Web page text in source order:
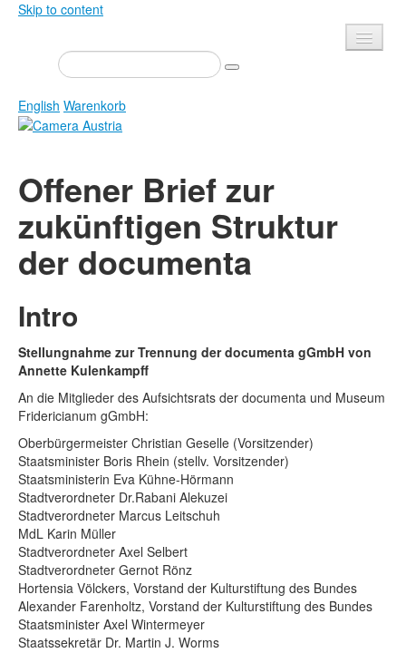
Skip to content
Presse
Veranstaltungen
Newsletter
Über uns
Ausschreibungen
Shop
Mediadaten
English Warenkorb
Zeitschrift
Ausstellungen
Bücher
Bibliothek
Camera Austria Preis
Fotoarchiv Pierre Bourdieu
Rechtliche Informationen
Offener Brief zur
zukünftigen Struktur
der documenta
Intro
Stellungnahme zur Trennung der documenta gGmbH von
Annette Kulenkampff
An die Mitglieder des Aufsichtsrats der documenta und Museum
Fridericianum gGmbH:
Oberbürgermeister Christian Geselle (Vorsitzender)
Staatsminister Boris Rhein (stellv. Vorsitzender)
Staatsministerin Eva Kühne-Hörmann
Stadtverordneter Dr.Rabani Alekuzei
Stadtverordneter Marcus Leitschuh
MdL Karin Müller
Stadtverordneter Axel Selbert
Stadtverordneter Gernot Rönz
Hortensia Völckers, Vorstand der Kulturstiftung des Bundes
Alexander Farenholtz, Vorstand der Kulturstiftung des Bundes
Staatsminister Axel Wintermeyer
Staatssekretär Dr. Martin J. Worms